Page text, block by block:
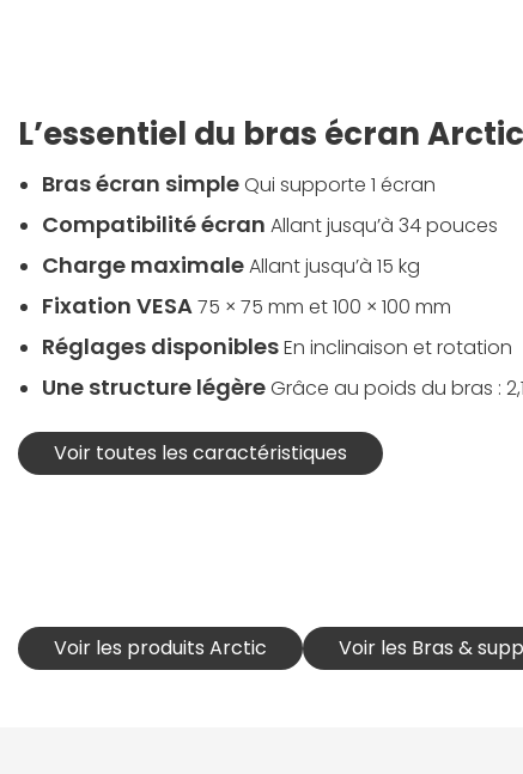
L’essentiel du bras écran Arctic
Bras écran simpleQui supporte 1 écran
Compatibilité écran Allant jusqu’à 34 pouces
Charge maximaleAllant jusqu’à 15 kg
Fixation VESA75 × 75 mm et 100 × 100 mm
Réglages disponiblesEn inclinaison et rotation
Une structure légèreGrâce au poids du bras :
Voir toutes les caractéristiques
Voir les produits Arctic Voir les Bras &